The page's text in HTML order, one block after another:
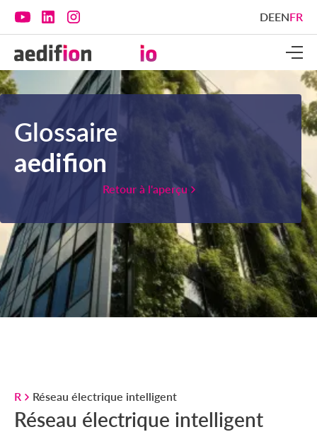
DEENFR
Glossaire
aedifion
Retour à l'aperçu
R Réseau électrique intelligent
Réseau électrique intelligent